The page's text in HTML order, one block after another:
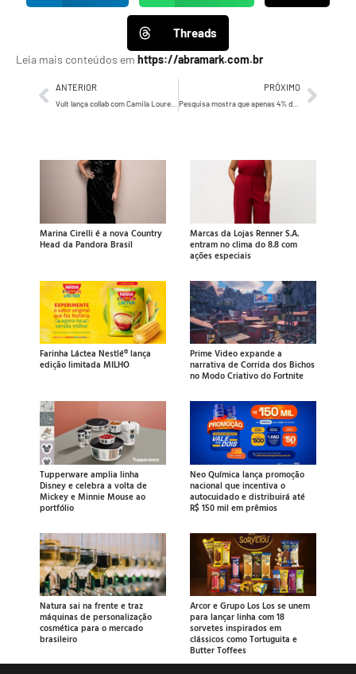
Threads
Leia mais conteúdos em https://abramark.com.br
ANTERIOR PRÓXIMO
Pesquisa mostra que apenas 4% das empresas têm cultura de dados avançada na área de comunicação
Marina Cirelli é a nova Country
Head da Pandora Brasil
Marcas da Lojas Renner S.A.
entram no clima do 8.8 com
ações especiais
Farinha Láctea Nestlé® lança
edição limitada MILHO
Prime Video expande a
narrativa de Corrida dos Bichos
no Modo Criativo do Fortnite
Tupperware amplia linha
Disney e celebra a volta de
Mickey e Minnie Mouse ao
portfólio
Neo Química lança promoção
nacional que incentiva o
autocuidado e distribuirá até
R$ 150 mil em prêmios
Natura sai na frente e traz
máquinas de personalização
cosmética para o mercado
brasileiro
Arcor e Grupo Los Los se unem
para lançar linha com 18
sorvetes inspirados em
clássicos como Tortuguita e
Butter Toffees